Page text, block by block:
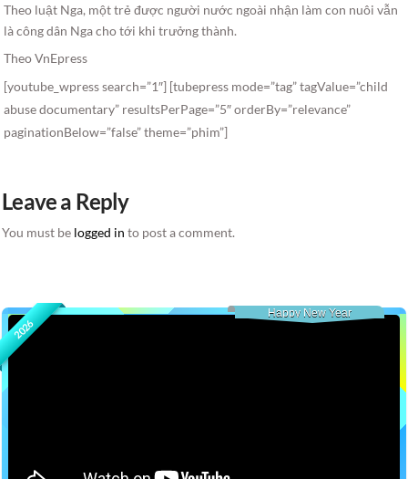
Theo luật Nga, một trẻ được người nước ngoài nhận làm con nuôi vẫn
là công dân Nga cho tới khi trưởng thành.
Theo VnEpress
[youtube_wpress search=”1″] [tubepress mode=”tag” tagValue=”child
abuse documentary” resultsPerPage=”5″ orderBy=”relevance”
paginationBelow=”false” theme=”phim”]
Leave a Reply
You must be logged in to post a comment.
2026
Happy New Year